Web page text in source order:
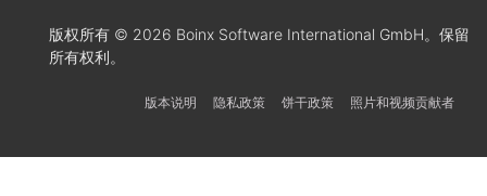
版权所有 © 2026 Boinx Software International GmbH。保留
所有权利。
版本说明 隐私政策 饼干政策 照片和视频贡献者